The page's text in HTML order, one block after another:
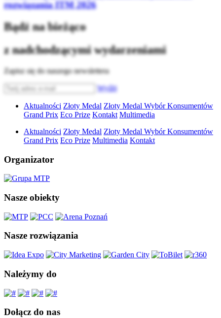
rozwiązania ITM 2026
Bądź na bieżąco
z nadchodzącymi wydarzeniami
Zapisz się do naszego newslettera
Wyślij
Aktualności Złoty Medal Złoty Medal Wybór Konsumentów
Grand Prix Eco Prize Kontakt Multimedia
Aktualności Złoty Medal Złoty Medal Wybór Konsumentów
Grand Prix Eco Prize Multimedia Kontakt
Organizator
Nasze obiekty
Nasze rozwiązania
Należymy do
Dołącz do nas